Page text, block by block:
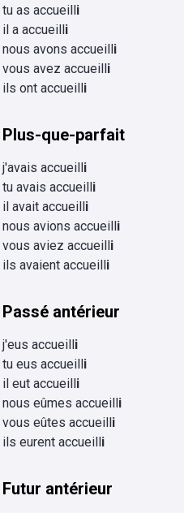
tu as accueilli
il a accueilli
nous avons accueilli
vous avez accueilli
ils ont accueilli
Plus-que-parfait
j'avais accueilli
tu avais accueilli
il avait accueilli
nous avions accueilli
vous aviez accueilli
ils avaient accueilli
Passé antérieur
j'eus accueilli
tu eus accueilli
il eut accueilli
nous eûmes accueilli
vous eûtes accueilli
ils eurent accueilli
Futur antérieur